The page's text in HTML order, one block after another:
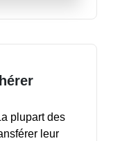
plupart des
leur